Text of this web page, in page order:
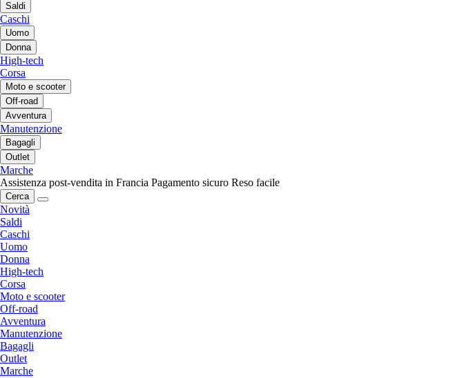
Saldi
Caschi
Uomo
Donna
High-tech
Corsa
Moto e scooter
Off-road
Avventura
Manutenzione
Bagagli
Outlet
Marche
Assistenza post-vendita in Francia Pagamento sicuro Reso facile
Cerca
Novità
Saldi
Caschi
Uomo
Donna
High-tech
Corsa
Moto e scooter
Off-road
Avventura
Manutenzione
Bagagli
Outlet
Marche